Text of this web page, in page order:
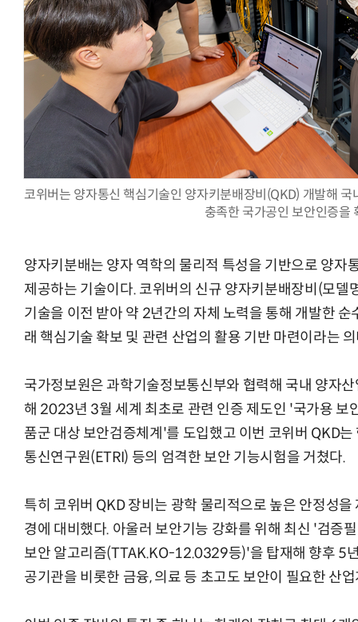
코위버는 양자통신 핵심기술인 양자키분배장비(QKD) 개발해
충족한 국가공인 보안인증을
양자키분배는 양자 역학의 물리적 특성을 기반으로 양자
제공하는 기술이다. 코위버의 신규 양자키분배장비(모
기술을 이전 받아 약 2년간의 자체 노력을 통해 개발한
래 핵심기술 확보 및 관련 산업의 활용 기반 마련이라는
국가정보원은 과학기술정보통신부와 협력해 국내 양자
해 2023년 3월 세계 최초로 관련 인증 제도인 '국가용 보
품군 대상 보안검증체계'를 도입했고 이번 코위버 QKD
통신연구원(ETRI) 등의 엄격한 보안 기능시험을 거쳤다.
특히 코위버 QKD 장비는 광학 물리적으로 높은 안정성
경에 대비했다. 아울러 보안기능 강화를 위해 최신 '검증
보안 알고리즘(TTAK.KO-12.0329등)'을 탑재해 향후 5
공기관을 비롯한 금융, 의료 등 초고도 보안이 필요한 산
AI Native Enterprise를 지원하는 AI Ready Data